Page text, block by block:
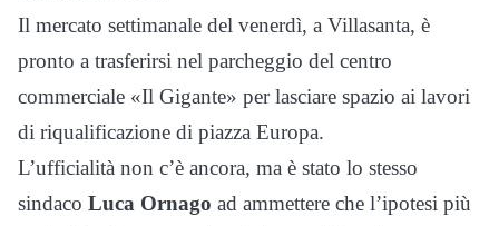
Il mercato settimanale del venerdì, a Villasanta, è
pronto a trasferirsi nel parcheggio del centro
commerciale «Il Gigante» per lasciare spazio ai lavori
di riqualificazione di piazza Europa.
L’ufficialità non c’è ancora, ma è stato lo stesso
sindaco Luca Ornago ad ammettere che l’ipotesi più